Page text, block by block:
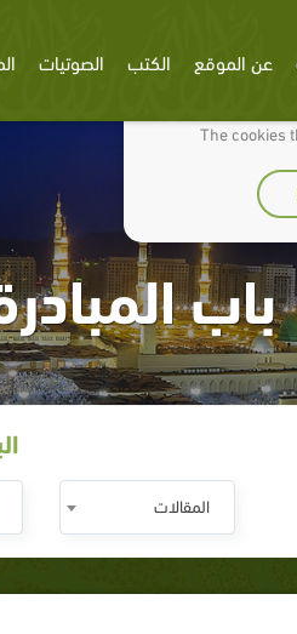
We use cookies
The cookies
عن الموقع الكتب الصوتيات
باب
المقالات